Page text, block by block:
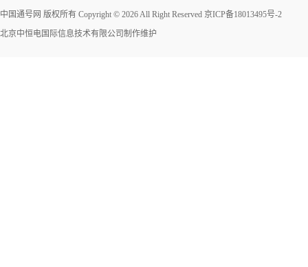
中国通号网 版权所有 Copyright © 2026 All Right Reserved 京ICP备18013495号-2
北京中恒电国际信息技术有限公司 制作维护